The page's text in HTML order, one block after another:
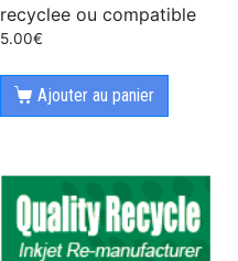
recyclee ou compatible
5.00€
Ajouter au panier